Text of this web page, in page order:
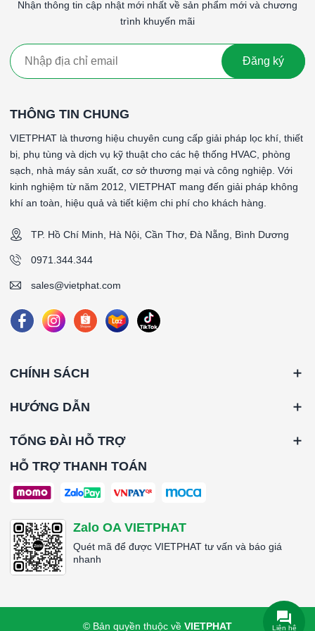
*Vật liệu khung: Khung nhôm dập
*Nhiệt độ hoạt động tối đa: 70 °C
*Vận tốc gió bề mặt: 2.5 m/s
*Lưu lượng: 1500CMH
*Kích thước (WxHxD): 400x400x20mm
####Lọc carbon khung nhôm 400x400x20mmLọc carbon
khung nhôm 400x400x20mmLọc carbon khung nhôm
400x400x20mm
Nhận thông tin cập nhật mới nhất về sản phẩm mới và chương
trình khuyến mãi
Đăng ký
THÔNG TIN CHUNG
VIETPHAT là thương hiệu chuyên cung cấp giải pháp lọc khí, thiết
bị, phụ tùng và dịch vụ kỹ thuật cho các hệ thống HVAC, phòng
sạch, nhà máy sản xuất, cơ sở thương mại và công nghiệp. Với
kinh nghiệm từ năm 2012, VIETPHAT mang đến giải pháp không
khí an toàn, hiệu quả và tiết kiệm chi phí cho khách hàng.
TP. Hồ Chí Minh, Hà Nội, Cần Thơ, Đà Nẵng, Bình Dương
0971.344.344
sales@vietphat.com
CHÍNH SÁCH
HƯỚNG DẪN
TỔNG ĐÀI HỖ TRỢ
HỖ TRỢ THANH TOÁN
Zalo OA VIETPHAT
Quét mã để được VIETPHAT tư vấn và báo giá
nhanh
© Bản quyền thuộc về VIETPHAT Liên hệ